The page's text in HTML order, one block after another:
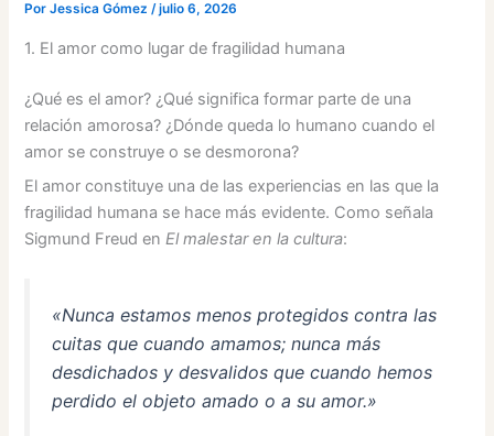
PorJessica Gómez/julio 6, 2026
1. El amor como lugar de fragilidad humana
¿Qué es el amor? ¿Qué significa formar parte de una
relación amorosa? ¿Dónde queda lo humano cuando el
amor se construye o se desmorona?
El amor constituye una de las experiencias en las que la
fragilidad humana se hace más evidente. Como señala
Sigmund Freud enEl malestar en la cultura:
«Nunca estamos menos protegidos contra las
cuitas que cuando amamos; nunca más
desdichados y desvalidos que cuando hemos
perdido el objeto amado o a su amor.»